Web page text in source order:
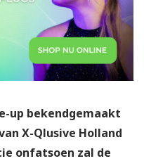
up bekendgemaakt
X-Qlusive Holland
onfatsoen zal de